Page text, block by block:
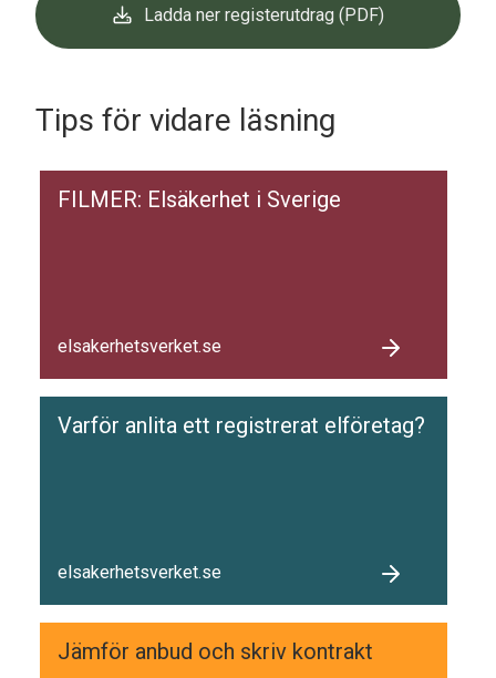
Ladda ner registerutdrag (PDF)
Tips för vidare läsning
FILMER: Elsäkerhet i Sverige
elsakerhetsverket.se
Varför anlita ett registrerat elföretag?
elsakerhetsverket.se
Jämför anbud och skriv kontrakt